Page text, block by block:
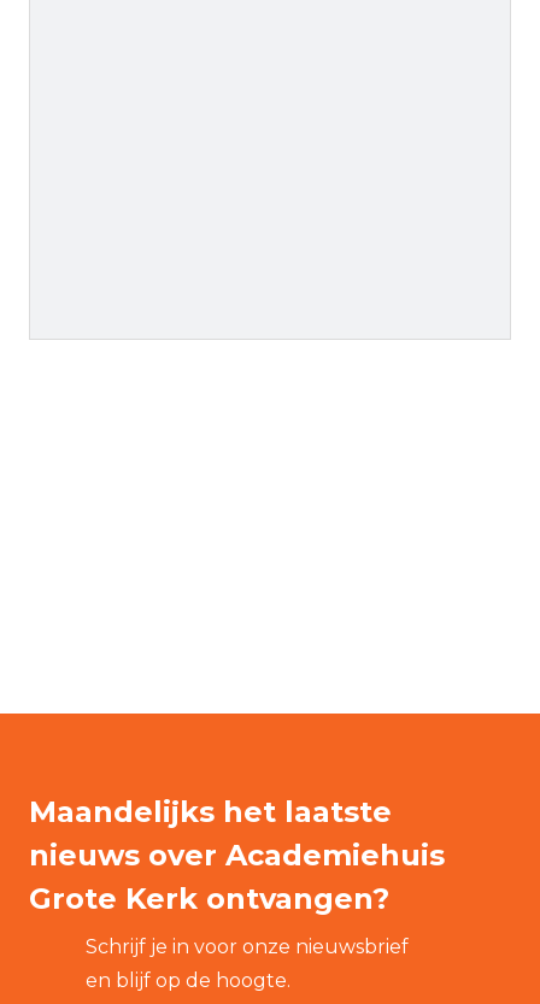
Maandelijks het laatste
nieuws over Academiehuis
Grote Kerk ontvangen?
Schrijf je in voor onze nieuwsbrief
en blijf op de hoogte.